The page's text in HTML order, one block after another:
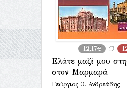
12,17€
Ελάτε μαζί μου
στον Μαρμαρά
Γεώργιος Ο. Ανδρεάδης